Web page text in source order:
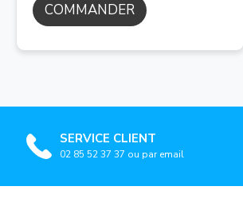
COMMANDER
SERVICE CLIENT
02 85 52 37 37 ou par email